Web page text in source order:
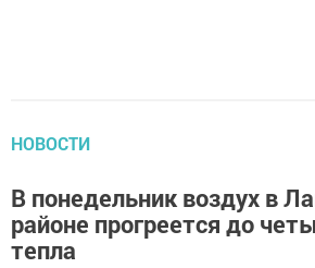
НОВОСТИ
В понедельник воздух в
районе прогреется до
тепла